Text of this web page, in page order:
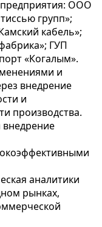
ООО
групп»;
кабель»;
ГУП
«Когалым».
и
внедрение
и
производства.
внедрение
аналитики
рынках,